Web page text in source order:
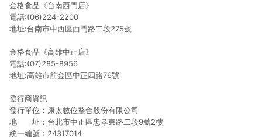
金格食品《台南西門店》
電話:(06)224-2200
地址:台南市中西區西門路二段275號
金格食品《高雄中正店》
電話:(07)285-8956
地址:高雄市前金區中正四路76號
發行商資訊
發行單位：康太數位整合股份有限公司
地 址：台北市中正區忠孝東路二段9號2樓
統一編號：24317014